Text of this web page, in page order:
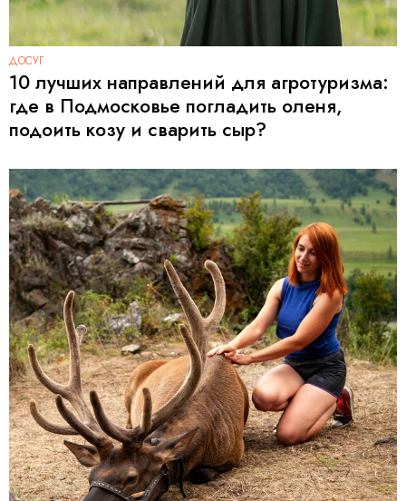
ДОСУГ
10 лучших направлений для агротуризма:
где в Подмосковье погладить оленя,
подоить козу и сварить сыр?